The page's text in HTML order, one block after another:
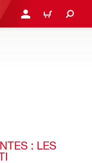
SE CONNECTER OU
PANIER
: LES